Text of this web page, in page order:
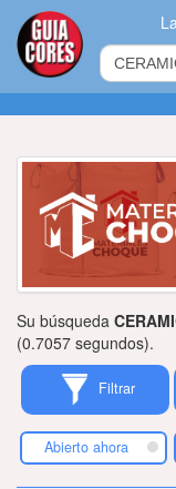
Su búsqueda
(0.7057 segundos).
Filtrar
Abierto ahora